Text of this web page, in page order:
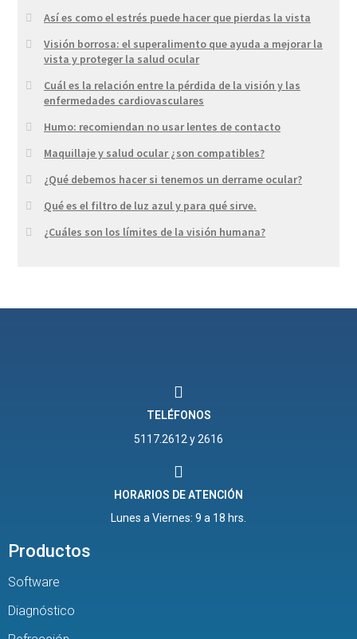
Así es como el estrés puede hacer que pierdas la vista
Visión borrosa: el superalimento que ayuda a mejorar la
vista y proteger la salud ocular
Cuál es la relación entre la pérdida de la visión y las
enfermedades cardiovasculares
Humo: recomiendan no usar lentes de contacto
Maquillaje y salud ocular ¿son compatibles?
¿Qué debemos hacer si tenemos un derrame ocular?
Qué es el filtro de luz azul y para qué sirve.
¿Cuáles son los límites de la visión humana?
TELÉFONOS
5117.2612 y 2616
HORARIOS DE ATENCIÓN
Lunes a Viernes: 9 a 18 hrs.
Productos
Software
Diagnóstico